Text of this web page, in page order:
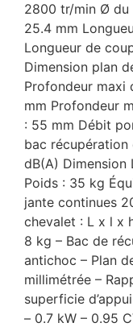
2800 tr/min Ø du
25.4 mm
Longueur de
Dimension plan
Profondeur maxi
mm Profondeur
: 55 mm Débit
bac récupération
dB(A)
Poids : 35 kg
jante continues
chevalet : L x l x
8 kg – Bac de
antichoc – Plan
millimétrée –
superficie
– 0.7 kW – 0.95